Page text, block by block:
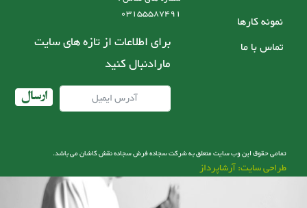
نمونه کارها
تماس با ما
03155587491
برای اطلاعات از تازه های سایت
مارادنبال کنید
ارسال
تمامی حقوق این وب سایت متعلق به شرکت سجاده فرش سجاده نقش کاشان می باشد.
طراحی سایت: آرشاپرداز